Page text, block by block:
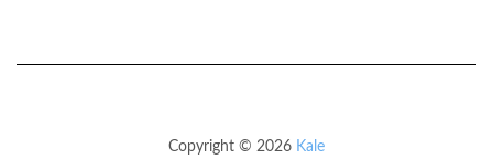
Copyright © 2026 Kale